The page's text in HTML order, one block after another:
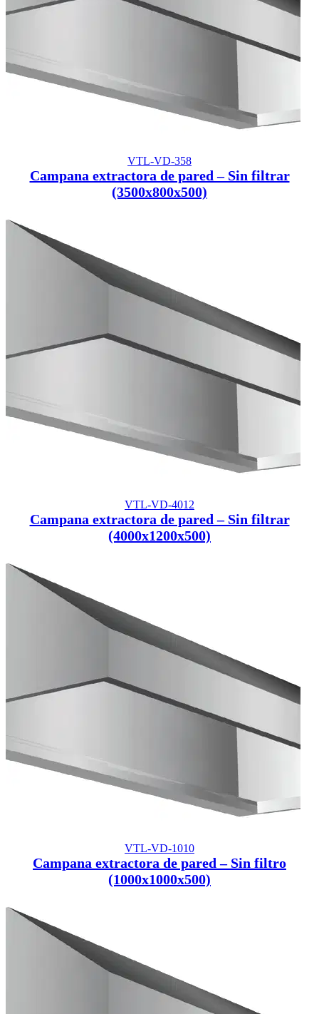
VTL-VD-358
Campana extractora de pared – Sin filtrar
(3500x800x500)
VTL-VD-4012
Campana extractora de pared – Sin filtrar
(4000x1200x500)
VTL-VD-1010
Campana extractora de pared – Sin filtro
(1000x1000x500)